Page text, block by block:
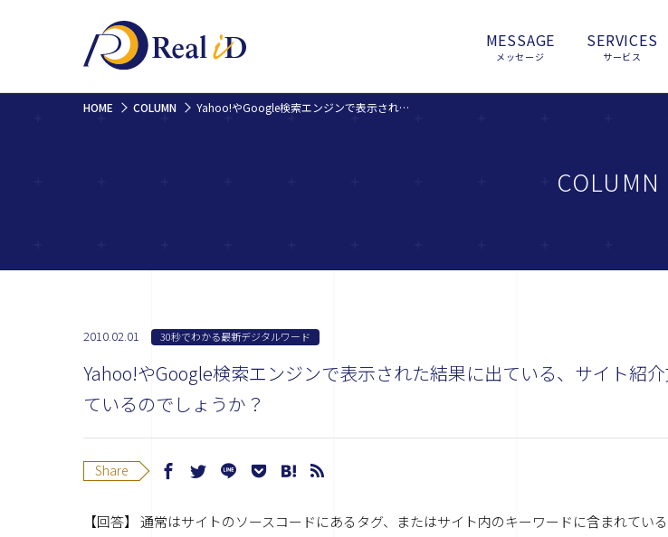
MESSAGE
メッセージ
SERVICES
サービス
HOME COLUMN Yahoo!やGoogle検索エンジンで表示された結果に出ている、サイト紹介文は何を参考にしているのでしょうか？
COLUMN
2010.02.01 30秒でわかる最新デジタルワード
Yahoo!やGoogle検索エンジンで表示された結果に出ている、サイト紹
ているのでしょうか？
Share
【回答】 通常はサイトのソースコードにあるタグ、またはサイト内のキーワードに含まれてい